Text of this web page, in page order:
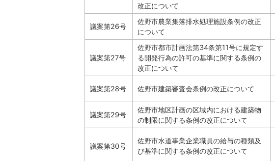
改正について
議案第26号
佐野市農業集落排水処理施設条例の改正
について
議案第27号
佐野市都市計画法第34条第11号に規定す
る開発行為の許可の基準に関する条例の
改正について
議案第28号 佐野市建築審査会条例の改正について
議案第29号
佐野市地区計画の区域内における建築物
の制限に関する条例の改正について
議案第30号
佐野市水道事業企業職員の給与の種類及
び基準に関する条例の改正について